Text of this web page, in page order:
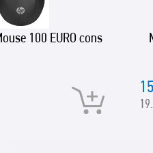
100 EURO cons